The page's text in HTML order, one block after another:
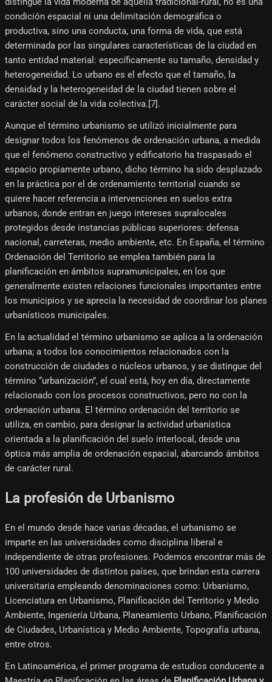
condición espacial ni una delimitación demográfica o
productiva, sino una conducta, una forma de vida, que está
determinada por las singulares características de la ciudad en
tanto entidad material: específicamente su tamaño, densidad y
heterogeneidad. Lo urbano es el efecto que el tamaño, la
densidad y la heterogeneidad de la ciudad tienen sobre el
carácter social de la vida colectiva.[7]​.
Aunque el término urbanismo se utilizó inicialmente para
designar todos los fenómenos de ordenación urbana, a medida
que el fenómeno constructivo y edificatorio ha traspasado el
espacio propiamente urbano, dicho término ha sido desplazado
en la práctica por el de ordenamiento territorial cuando se
quiere hacer referencia a intervenciones en suelos extra
urbanos, donde entran en juego intereses supralocales
protegidos desde instancias públicas superiores: defensa
nacional, carreteras, medio ambiente, etc. En España, el término
Ordenación del Territorio se emplea también para la
planificación en ámbitos supramunicipales, en los que
generalmente existen relaciones funcionales importantes entre
los municipios y se aprecia la necesidad de coordinar los planes
urbanísticos municipales.
En la actualidad el término urbanismo se aplica a la ordenación
urbana; a todos los conocimientos relacionados con la
construcción de ciudades o núcleos urbanos, y se distingue del
término “urbanización”, el cual está, hoy en día, directamente
relacionado con los procesos constructivos, pero no con la
ordenación urbana. El término ordenación del territorio se
utiliza, en cambio, para designar la actividad urbanística
orientada a la planificación del suelo interlocal, desde una
óptica más amplia de ordenación espacial, abarcando ámbitos
de carácter rural.
La profesión de Urbanismo
En el mundo desde hace varias décadas, el urbanismo se
imparte en las universidades como disciplina liberal e
independiente de otras profesiones. Podemos encontrar más de
100 universidades de distintos países, que brindan esta carrera
universitaria empleando denominaciones como: Urbanismo,
Licenciatura en Urbanismo, Planificación del Territorio y Medio
Ambiente, Ingeniería Urbana, Planeamiento Urbano, Planificación
de Ciudades, Urbanística y Medio Ambiente, Topografía urbana,
entre otros.
En Latinoamérica, el primer programa de estudios conducente a